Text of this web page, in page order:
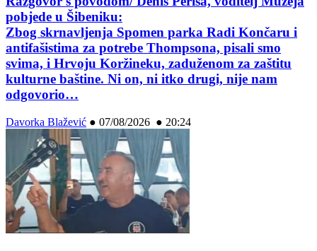
pobjede u Šibeniku:
Zbog skrnavljenja Spomen parka Radi Končaru i
antifašistima za potrebe Thompsona, pisali smo
svima, i Hrvoju Koržineku, zaduženom za zaštitu
kulturne baštine. Ni on, ni itko drugi, nije nam
odgovorio…
Davorka Blažević ● 07/08/2026 ● 20:24